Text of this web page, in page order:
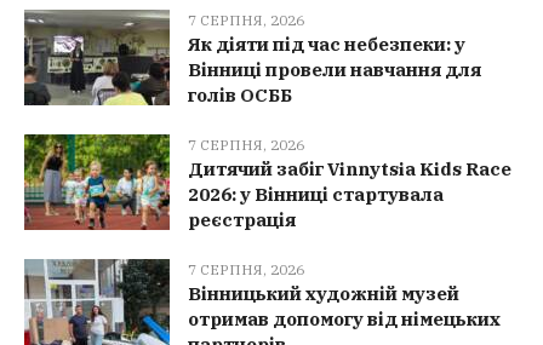
7 СЕРПНЯ, 2026
Як діяти під час небезпеки: у
Вінниці провели навчання для
голів ОСББ
7 СЕРПНЯ, 2026
Дитячий забіг Vinnytsia Kids Race
2026: у Вінниці стартувала
реєстрація
7 СЕРПНЯ, 2026
Вінницький художній музей
отримав допомогу від німецьких